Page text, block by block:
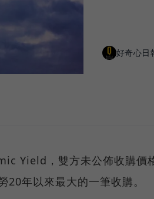
好奇心日
Yield，雙方未公佈收購價
年以來最大的一筆收購。